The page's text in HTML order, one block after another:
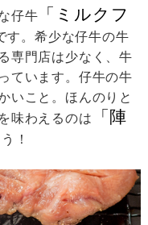
仔牛
「ミルクフ
す。希少な仔牛の牛
専門店は少なく、牛
ています。仔牛の牛
いこと。ほんのりと
味わえるのは
「陣
！